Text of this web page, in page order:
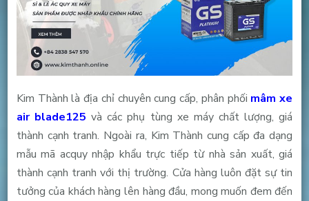
Kim Thành là địa chỉ chuyên cung cấp, phân phối mâm xe
air blade125 và các phụ tùng xe máy chất lượng, giá
thành cạnh tranh. Ngoài ra, Kim Thành cung cấp đa dạng
mẫu mã acquy nhập khẩu trực tiếp từ nhà sản xuất, giá
thành cạnh tranh với thị trường. Cửa hàng luôn đặt sự tin
tưởng của khách hàng lên hàng đầu, mong muốn đem đến